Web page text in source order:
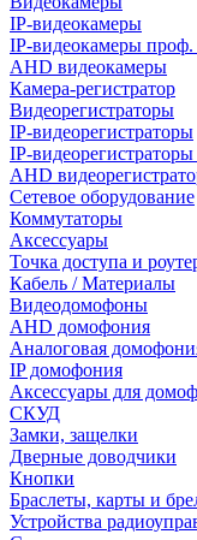
IP-видеокамеры
IP-видеокамеры проф.
AHD видеокамеры
Камера-регистратор
Видеорегистраторы
IP-видеорегистраторы
IP-
AHD
Сетевое оборудование
Коммутаторы
Аксессуары
Точка доступа и
Кабель / Материалы
Видеодомофоны
AHD домофония
Аналоговая
IP домофония
Аксессуары для
СКУД
Замки, защелки
Дверные доводчики
Кнопки
Браслеты, карты и
Устройства